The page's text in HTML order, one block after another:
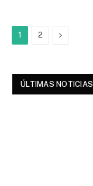
1 2 Next
ÚLTIMAS NOTICIAS